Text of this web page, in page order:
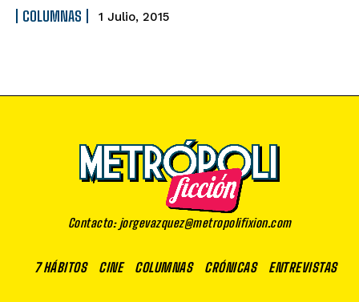
COLUMNAS 1 Julio, 2015
Contacto: jorgevazquez@metropolifixion.com
7 HÁBITOS CINE COLUMNAS CRÓNICAS ENTREVISTAS